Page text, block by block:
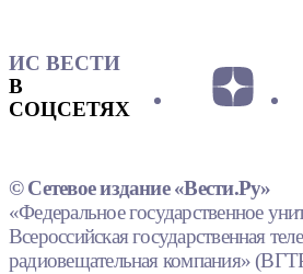
ИС ВЕСТИ
В
СОЦСЕТЯХ
© Сетевое издание «Вести.Ру»
«Федеральное государственное
Всероссийская государственная
радиовещательная компания»